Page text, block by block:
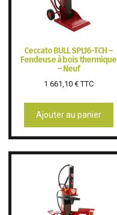
Ceccato BULL SPL16-TCH –
Fendeuse à bois thermique
– Neuf
1 661,10 €TTC
Ajouter au panier